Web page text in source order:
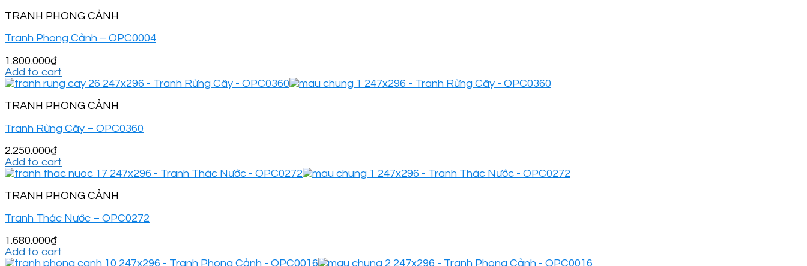
TRANH PHONG CẢNH
Tranh Phong Cảnh – OPC0004
1.800.000₫
Add to cart
TRANH PHONG CẢNH
Tranh Rừng Cây – OPC0360
2.250.000₫
Add to cart
TRANH PHONG CẢNH
Tranh Thác Nước – OPC0272
1.680.000₫
Add to cart